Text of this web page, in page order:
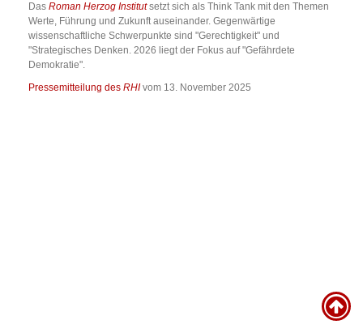
Das Roman Herzog Institutsetzt sich als Think Tank mit den Themen
Werte, Führung und Zukunft auseinander. Gegenwärtige
wissenschaftliche Schwerpunkte sind "Gerechtigkeit" und
"Strategisches Denken. 2026 liegt der Fokus auf "Gefährdete
Demokratie".
Pressemitteilung des RHIvom 13. November 2025